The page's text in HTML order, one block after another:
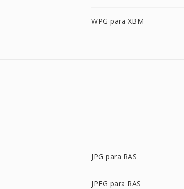
WPG para XBM
JPG para RAS
JPEG para RAS